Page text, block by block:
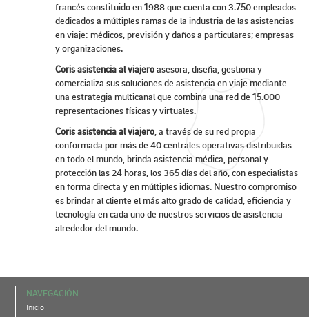
francés constituido en 1988 que cuenta con 3.750 empleados
dedicados a múltiples ramas de la industria de las asistencias
en viaje: médicos, previsión y daños a particulares; empresas
y organizaciones.
Coris asistencia al viajeroasesora, diseña, gestiona y
comercializa sus soluciones de asistencia en viaje mediante
una estrategia multicanal que combina una red de 15.000
representaciones físicas y virtuales.
Coris asistencia al viajero , a través de su red propia
conformada por más de 40 centrales operativas distribuidas
en todo el mundo, brinda asistencia médica, personal y
protección las 24 horas, los 365 días del año, con especialistas
en forma directa y en múltiples idiomas. Nuestro compromiso
es brindar al cliente el más alto grado de calidad, eficiencia y
tecnología en cada uno de nuestros servicios de asistencia
alrededor del mundo.
NAVEGACIÓN
Inicio